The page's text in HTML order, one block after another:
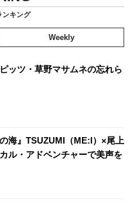
ンキング
Weekly
ッツ・草野マサムネの忘れら
の海』TSUZUMI（ME:I）×尾上
ル・アドベンチャーで美声を